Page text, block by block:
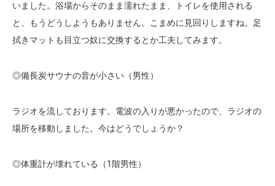
いました。浴場からそのまま濡れたまま、トイレを使用される
と、もうどうしようもありません。こまめに見回りしますね。足
拭きマットも目立つ奴に交換するとか工夫してみます。
◎備長炭サウナの音が小さい（男性）
ラジオを流しております。電波の入りが悪かったので、ラジオの
場所を移動しました。今はどうでしょうか？
◎体重計が壊れている（1階男性）